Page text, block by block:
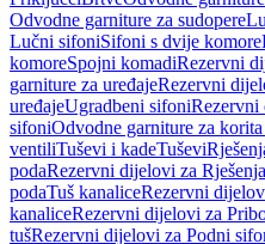
Odvodne garniture za sudopere
Lučni sifoniSifoni s dvije komore
komoreSpojni komadiRezervni
garniture za uređajeRezervni
uređajeUgradbeni sifoniRezervni
sifoniOdvodne garniture za
ventiliTuševi i kadeTuševi
podaRezervni dijelovi za
podaTuš kanaliceRezervni
kanaliceRezervni dijelovi za
tušRezervni dijelovi za Podni